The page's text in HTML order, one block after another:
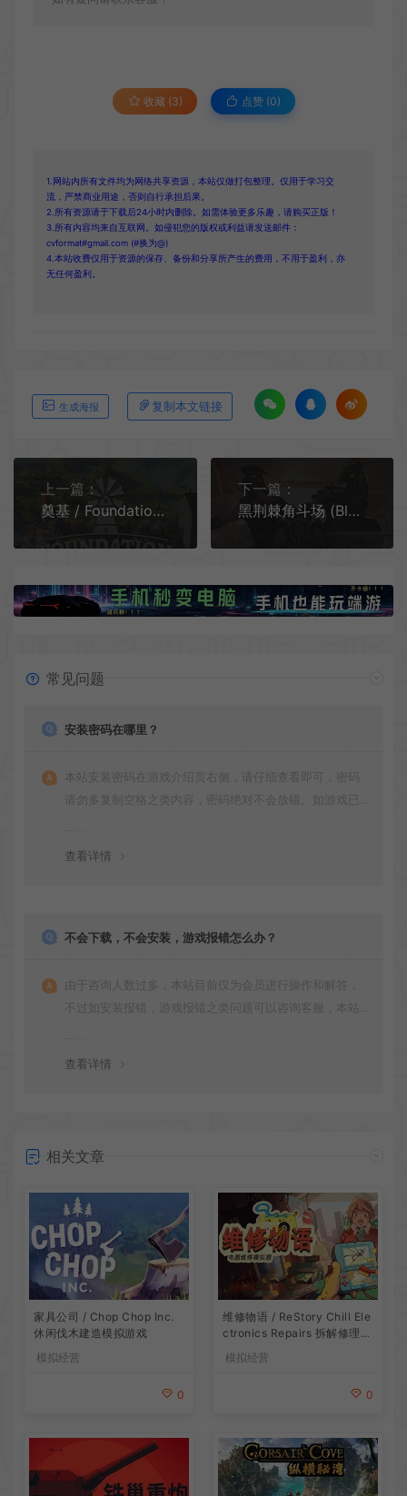
收藏 (3) 点赞 (0)
1.网站内所有文件均为网络共享资源，本站仅做打包整理。仅用于学习交
流，严禁商业用途，否则自行承担后果。
2.所有资源请于下载后24小时内删除。如需体验更多乐趣，请购买正版！
3.所有内容均来自互联网。如侵犯您的版权或利益请发送邮件：
cvformat#gmail.com (#换为@)
4.本站收费仅用于资源的保存、备份和分享所产生的费用，不用于盈利，亦
无任何盈利。
生成海报 复制本文链接
上一篇：
奠基 / Foundation 中世纪城市建设模拟游戏|下载
下一篇：
黑荆棘角斗场 (Blackthorn Arena) 简体中文|纯净安装|角斗场策略模拟经营游戏
常见问题
安装密码在哪里？
本站安装密码在游戏介绍页右侧，请仔细查看即可，密码
请勿多复制空格之类内容，密码绝对不会放错。如游戏已
查看详情
不会下载，不会安装，游戏报错怎么办？
由于咨询人数过多，本站目前仅为会员进行操作和解答，
不过如安装报错，游戏报错之类问题可以咨询客服，本站
查看详情
相关文章
家具公司 / Chop Chop Inc.
休闲伐木建造模拟游戏
模拟经营
0
维修物语 / ReStory Chill Ele
ctronics Repairs 拆解修理模
模拟经营
0